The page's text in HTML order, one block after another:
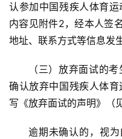
认参加中国残疾人体育
内容见附件2，经本人签
地址、联系方式等信息发
（三）放弃面试的
确认放弃中国残疾人体
写《放弃面试的声明》（
逾期未确认的，视